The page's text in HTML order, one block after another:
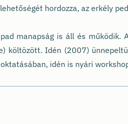
hordozza, az erkély
manapság is áll és működik.
költözött. Idén (2007)
idén is nyári